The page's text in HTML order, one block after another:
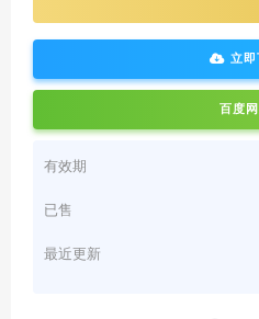
立即
百度
有效期
已售
最近更新